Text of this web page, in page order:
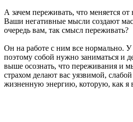
А зачем переживать, что меняется
Ваши негативные мысли создают
очередь вам, так смысл переживать?
Он на работе с ним все нормально. У
поэтому собой нужно заниматься и
выше осознать, что переживания и
страхом делают вас уязвимой,
жизненную энергию, которую, как я